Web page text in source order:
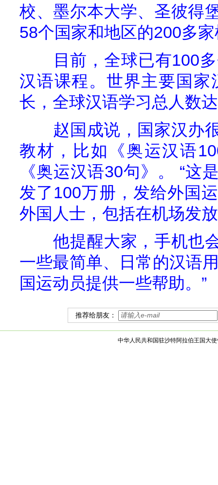
校、墨尔本大学、圣彼得
58个国家和地区的200多
目前，全球已有100
汉语课程。世界主要国家
长，全球汉语学习总人数达
赵国成说，国家汉办
教材，比如《奥运汉语
《奥运汉语30句》。
“这
发了 100万册，发给外国
外国人士，包括在机场发
他提醒大家，手机也
一些最简单、日常的汉语
国运动员提供一些帮助。”
推荐给朋友：
中华人民共和国驻沙特阿拉伯王国大使